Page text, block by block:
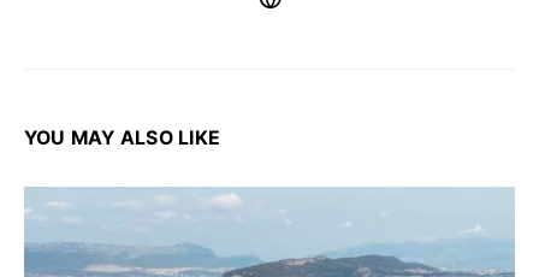
YOU MAY ALSO LIKE